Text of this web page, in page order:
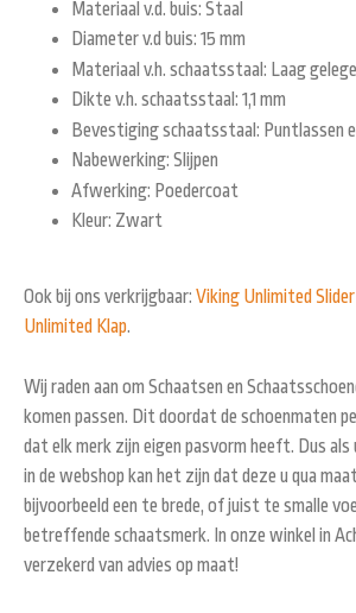
Materiaal v.d. buis: Staal
Diameter v.d buis: 15 mm
Materiaal v.h. schaatsstaal: Laag
Dikte v.h. schaatsstaal: 1,1 mm
Bevestiging schaatsstaal: Puntlassen
Nabewerking: Slijpen
Afwerking: Poedercoat
Kleur: Zwart
Ook bij ons verkrijgbaar: Viking Unlimited Slider
Unlimited Klap.
Wij raden aan om Schaatsen en
komen passen. Dit doordat de schoenmaten
dat elk merk zijn eigen pasvorm heeft. Dus
in de webshop kan het zijn dat deze u qua
bijvoorbeeld een te brede, of juist te smalle
betreffende schaatsmerk. In onze winkel in
verzekerd van advies op maat!